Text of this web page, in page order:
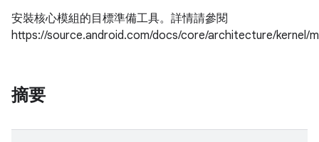
安裝核心模組的目標準備工具。詳情請參閱
https://source.android.com/docs/core/architecture/kernel/
摘要